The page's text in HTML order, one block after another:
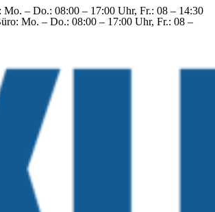
Mo. – Do.: 08:00 – 17:00 Uhr, Fr.: 08 – 14:30
Mo. – Do.: 08:00 – 17:00 Uhr, Fr.: 08 –